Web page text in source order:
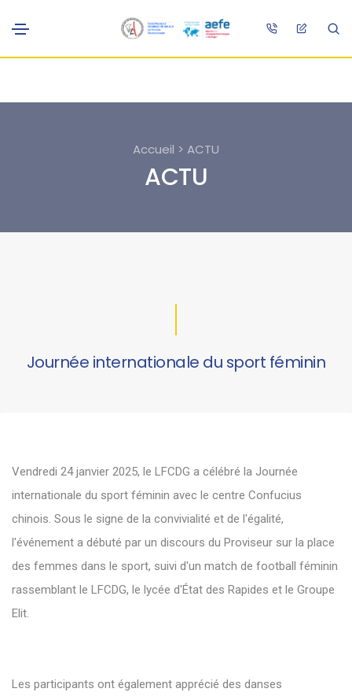
Accueil > ACTU
ACTU
Journée internationale du sport féminin
Vendredi 24 janvier 2025, le LFCDG a célébré la Journée
internationale du sport féminin avec le centre Confucius
chinois. Sous le signe de la convivialité et de l'égalité,
l'événement a débuté par un discours du Proviseur sur la place
des femmes dans le sport, suivi d'un match de football féminin
rassemblant le LFCDG, le lycée d'État des Rapides et le Groupe
Elit.
Les participants ont également apprécié des danses